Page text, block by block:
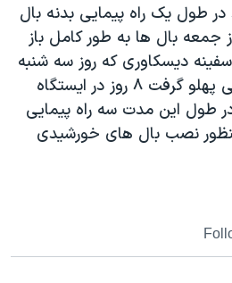
طول يک راه پيمايی بدنه بال
جمعه بال ها به طور کامل باز
ديسکاوری که روز سه شنبه
در کنار ايستگاه بين المللی پهلو گرفت ٨ روز در ايستگاه
طول اين مدت سه راه پيمايی
نصب بال های خورشيدی